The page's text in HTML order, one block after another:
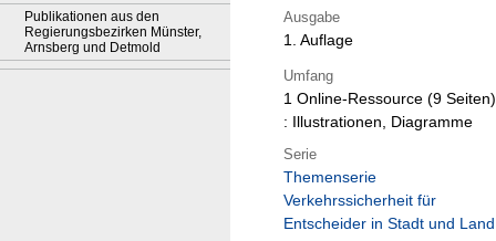
Publikationen aus den
Regierungsbezirken Münster,
Arnsberg und Detmold
Ausgabe
1. Auflage
Umfang
1 Online-Ressource (9 Seiten)
: Illustrationen, Diagramme
Serie
Themenserie
Verkehrssicherheit für
Entscheider in Stadt und Land